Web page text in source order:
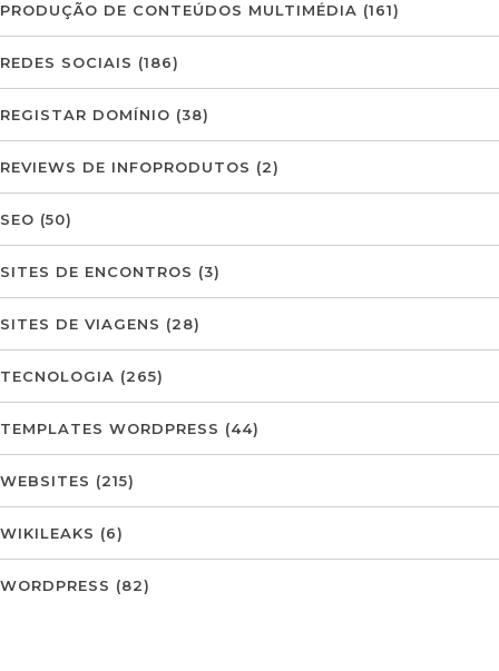
PRODUÇÃO DE CONTEÚDOS MULTIMÉDIA (161)
REDES SOCIAIS (186)
REGISTAR DOMÍNIO (38)
REVIEWS DE INFOPRODUTOS (2)
SEO (50)
SITES DE ENCONTROS (3)
SITES DE VIAGENS (28)
TECNOLOGIA (265)
TEMPLATES WORDPRESS (44)
WEBSITES (215)
WIKILEAKS (6)
WORDPRESS (82)